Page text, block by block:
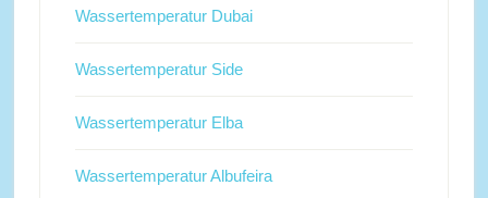
Wassertemperatur Dubai
Wassertemperatur Side
Wassertemperatur Elba
Wassertemperatur Albufeira